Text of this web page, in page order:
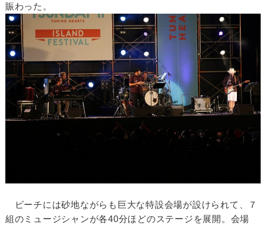
賑わった。
ビーチには砂地ながらも巨大な特設会場が設けられて、７
組のミュージシャンが各40分ほどのステージを展開。会場